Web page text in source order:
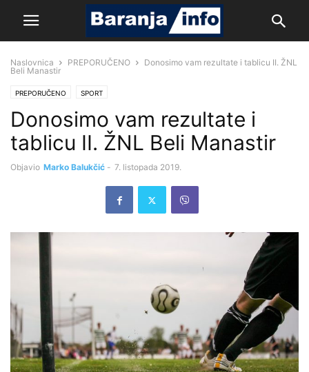
Naslovnica PREPORUČENO
Donosimo vam rezultate i tablicu II. ŽNL
Beli Manastir
PREPORUČENO SPORT
Donosimo vam rezultate i
tablicu II. ŽNL Beli Manastir
Objavio Marko Balukčić - 7. listopada 2019.